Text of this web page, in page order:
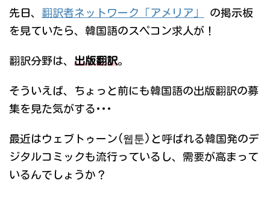
先日、 翻訳者ネットワーク「アメリア」
の掲示板
を見ていたら、韓国語のスペコン求人が！
翻訳分野は、 出版翻訳。
そういえば、ちょっと前にも韓国語の出版翻訳の募
集を見た気がする･･･
最近はウェブトゥーン(웹툰)と呼ばれる韓国発のデ
ジタルコミックも流行っているし、需要が高まって
いるんでしょうか？